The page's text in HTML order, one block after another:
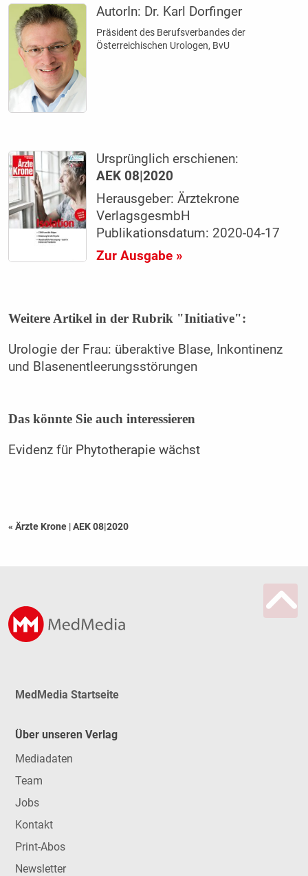
AutorIn: Dr. Karl Dorfinger
Präsident des Berufsverbandes der
Österreichischen Urologen, BvU
Ursprünglich erschienen:
AEK 08|2020
Herausgeber: Ärztekrone
VerlagsgesmbH
Publikationsdatum: 2020-04-17
Zur Ausgabe »
Weitere Artikel in der Rubrik "Initiative":
Urologie der Frau: über­aktive Blase, In­kon­tinenz
und Blasenentleerungsstörungen
Das könnte Sie auch interessieren
Evidenz für Phytotherapie wächst
« Ärzte Krone |AEK 08|2020
MedMedia Startseite
Über unseren Verlag
Mediadaten
Team
Jobs
Kontakt
Print-Abos
Newsletter